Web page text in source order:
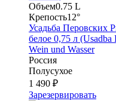
Объем0.75 L
Крепость12°
Усадьба Перовских
белое 0,75 л
Wein und Wasser
Россия
Полусухое
1 490 ₽
Зарезервировать